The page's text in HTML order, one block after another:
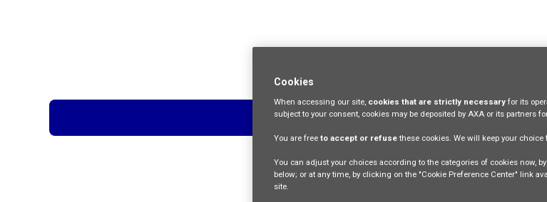
opportunità
Scopri di più
Cookies
When accessing our site, cookies that are strictly necessary for its
subject to your consent, cookies may be deposited by AXA or its partners
You are free to accept or refusethese cookies. We will keep your choice
You can adjust your choices according to the categories of cookies now,
below; or at any time, by clicking on the "Cookie Preference Center" link
site.